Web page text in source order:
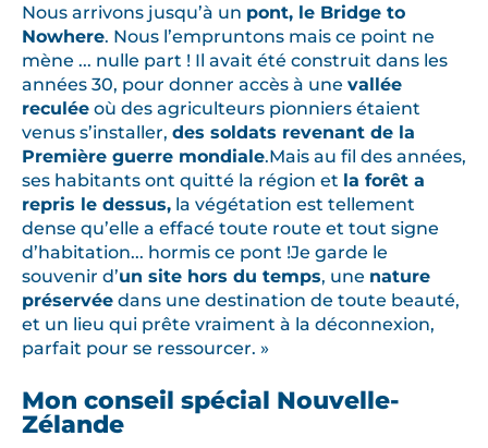
Nous arrivons jusqu’à un pont, le Bridge to
Nowhere. Nous l’empruntons mais ce point ne
mène ... nulle part ! Il avait été construit dans les
années 30, pour donner accès à une vallée
reculée où des agriculteurs pionniers étaient
venus s’installer, des soldats revenant de la
Première guerre mondiale.Mais au fil des années,
ses habitants ont quitté la région et la forêt a
repris le dessus, la végétation est tellement
dense qu’elle a effacé toute route et tout signe
d’habitation... hormis ce pont !Je garde le
souvenir d’un site hors du temps, une nature
préservée dans une destination de toute beauté,
et un lieu qui prête vraiment à la déconnexion,
parfait pour se ressourcer. »
Mon conseil spécial Nouvelle-
Zélande